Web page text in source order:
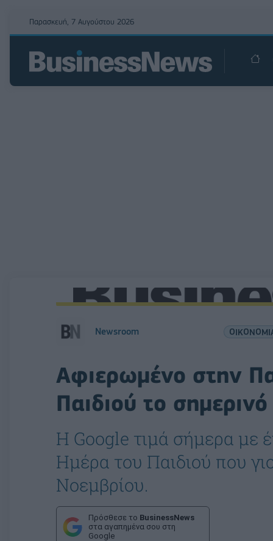
Παρασκευή, 7 Αυγούστου 2026
Newsroom
Αφιερωμένο στην
Παιδιού το
Η Google τιμά σήμερα με
Ημέρα του Παιδιού που
Νοεμβρίου.
Πρόσθεσε το BusinessNews
στα αγαπημένα σου στη
Google